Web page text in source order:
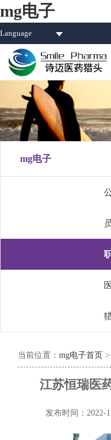
mg电子
Language
mg电子
当前位置： mg电子首页 >
江苏恒瑞医
发布时间：2022-